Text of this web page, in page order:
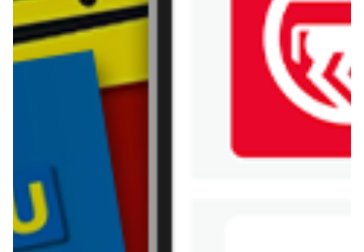
Castorama
Najlepsze oferty Gazetka 06.08-02.09
WIĘCEJ GAZETEK
CASTORAMA